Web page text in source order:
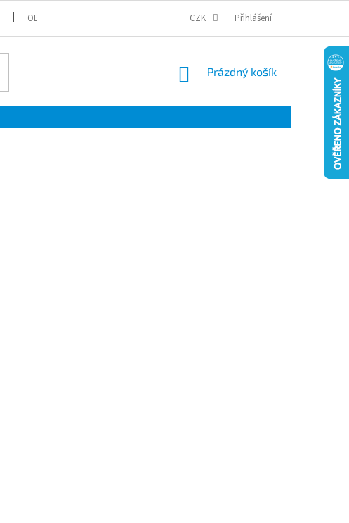
OBCHODNÍ PODMÍNKY PODMÍNKY OCHRANY OSOBNÍCH ÚDAJŮ
CZK Přihlášení
NÁKUPNÍ
Prázdný košík